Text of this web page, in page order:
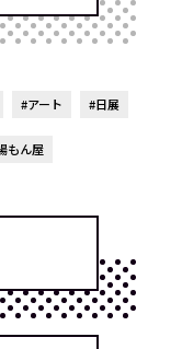
#アート #日展
もん屋